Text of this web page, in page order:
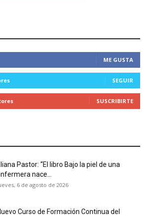
ME GUSTA
SEGUIR
SUSCRIBIRTE
Pastor: “El libro Bajo la piel de una
nace...
6 de agosto de 2026
Curso de Formación Continua del